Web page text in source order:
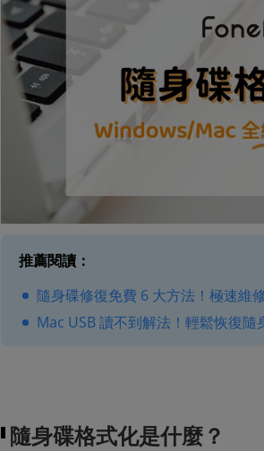
推薦閱讀：
隨身碟修復免費 6 大方法！極速維
Mac USB 讀不到解法！輕鬆恢復隨
隨身碟格式化是什麼？